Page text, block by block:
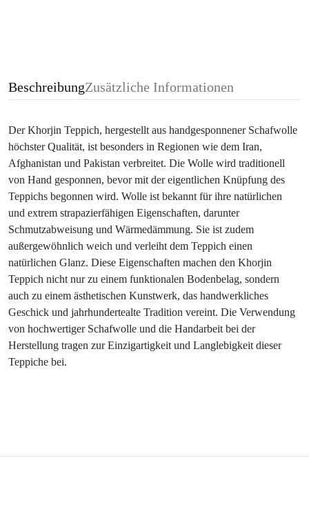
BeschreibungZusätzliche Informationen
Der Khorjin Teppich, hergestellt aus handgesponnener Schafwolle
höchster Qualität, ist besonders in Regionen wie dem Iran,
Afghanistan und Pakistan verbreitet. Die Wolle wird traditionell
von Hand gesponnen, bevor mit der eigentlichen Knüpfung des
Teppichs begonnen wird. Wolle ist bekannt für ihre natürlichen
und extrem strapazierfähigen Eigenschaften, darunter
Schmutzabweisung und Wärmedämmung. Sie ist zudem
außergewöhnlich weich und verleiht dem Teppich einen
natürlichen Glanz. Diese Eigenschaften machen den Khorjin
Teppich nicht nur zu einem funktionalen Bodenbelag, sondern
auch zu einem ästhetischen Kunstwerk, das handwerkliches
Geschick und jahrhundertealte Tradition vereint. Die Verwendung
von hochwertiger Schafwolle und die Handarbeit bei der
Herstellung tragen zur Einzigartigkeit und Langlebigkeit dieser
Teppiche bei.